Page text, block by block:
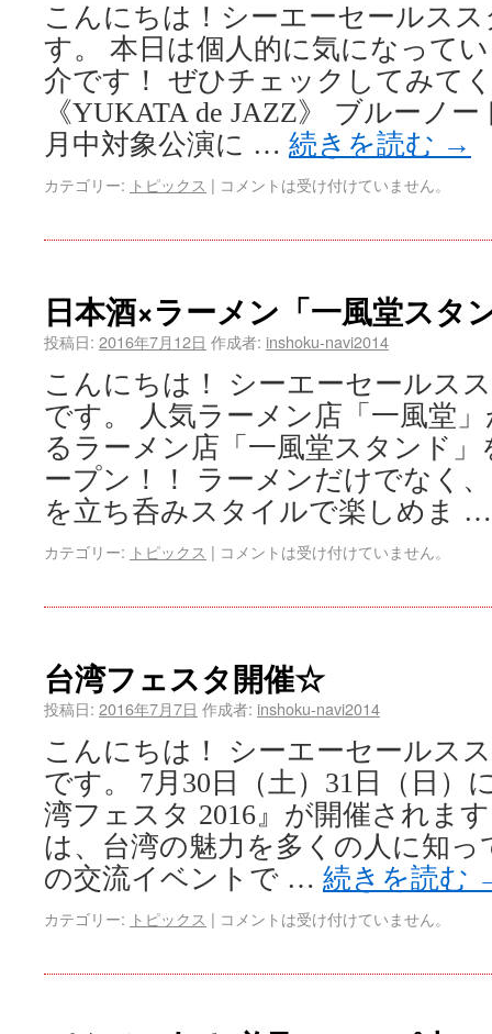
こんにちは！シーエーセールス
す。 本日は個人的に気になって
介です！ ぜひチェックしてみ
《YUKATA de JAZZ》 ブルーノ
月中対象公演に … 続きを読む →
カテゴリー: トピックス | コメントは受け付けていません。
日本酒×ラーメン「一風堂ス
投稿日: 2016年7月12日 作成者: inshoku-navi2014
こんにちは！ シーエーセールス
です。 人気ラーメン店「一風堂
るラーメン店「一風堂スタンド
ープン！！ ラーメンだけでなく
を立ち呑みスタイルで楽しめま
カテゴリー: トピックス | コメントは受け付けていません。
台湾フェスタ開催☆
投稿日: 2016年7月7日 作成者: inshoku-navi2014
こんにちは！ シーエーセールス
です。 7月30日（土）31日（日）
湾フェスタ 2016』が開催されま
は、台湾の魅力を多くの人に知
の交流イベントで … 続きを読む
カテゴリー: トピックス | コメントは受け付けていません。